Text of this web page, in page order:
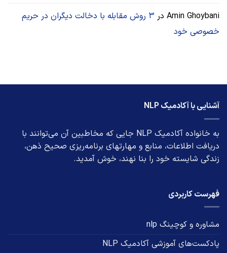
Amin Ghoybani در
۳ روش مقابله با دخالت دیگران در حریم
خصوصی خود
آشنایی با آکادمیک NLP
به خانواده آکادمیک NLP جایی که مخاطبین آن می‌توانند با
دریافت اطلاعات، منابع و مهارتهای برنامه‌ریزی صحیح ذهن،
زندگی شایسته خود را بنا نهند، خوش آمدید.
فهرست کاربردی
مشاوره و کوچینگ nlp
پادکست‌های آموزشی آکادمیک NLP